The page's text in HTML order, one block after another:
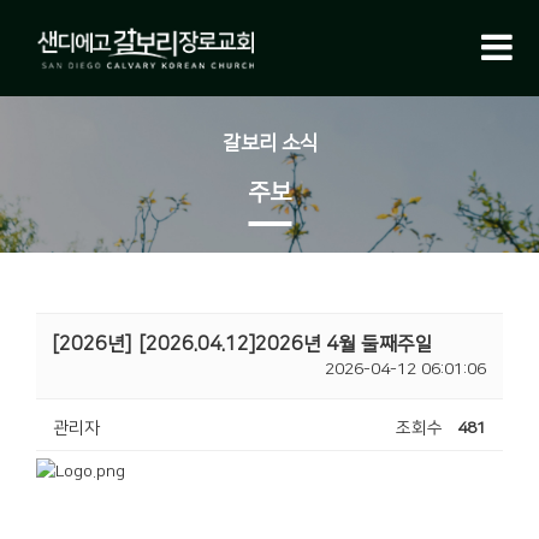
갈보리 소식
주보
[2026년] [2026.04.12]2026년 4월 둘째주일
2026-04-12 06:01:06
관리자 조회수 481